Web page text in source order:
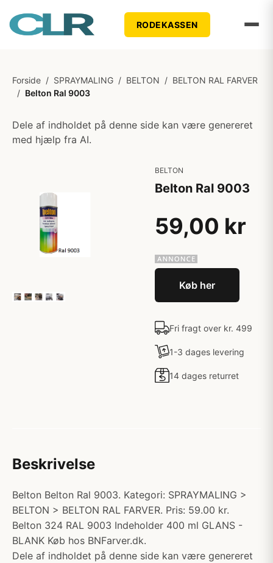
RODEKASSEN
Forside / SPRAYMALING / BELTON / BELTON RAL FARVER
/ Belton Ral 9003
Dele af indholdet på denne side kan være genereret
med hjælp fra AI.
BELTON
Belton Ral 9003
59,00 kr
Køb her
Fri fragt over kr. 499
1-3 dages levering
14 dages returret
Beskrivelse
Belton Belton Ral 9003. Kategori: SPRAYMALING >
BELTON > BELTON RAL FARVER. Pris: 59.00 kr.
Belton 324 RAL 9003 Indeholder 400 ml GLANS -
BLANK Køb hos BNFarver.dk.
Dele af indholdet på denne side kan være genereret